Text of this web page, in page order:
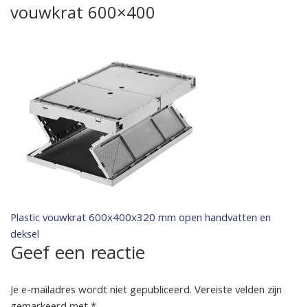
vouwkrat 600×400
Bericht
navigatie
Plastic vouwkrat 600x400x320 mm open handvatten en
deksel
Geef een reactie
Je e-mailadres wordt niet gepubliceerd.Vereiste velden zijn